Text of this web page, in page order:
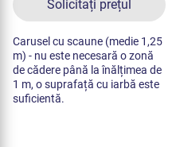
Solicitați prețul
Carusel cu scaune (medie 1,25
m) - nu este necesară o zonă
de cădere până la înălțimea de
1 m, o suprafață cu iarbă este
suficientă.